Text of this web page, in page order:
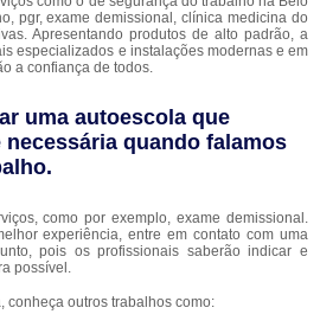
pgr, exame demissional, clínica medicina do
Apresentando produtos de alto padrão, a
especializados e instalações modernas e em
a confiança de todos.
uma autoescola que
quando falamos
como por exemplo, exame demissional.
experiência, entre em contato com uma
pois os profissionais saberão indicar e
possível.
conheça outros trabalhos como: